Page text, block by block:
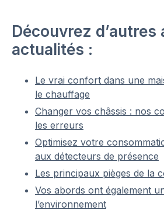
Découvrez d’autres
actualités :
Le vrai confort dans une
le chauffage
Changer vos châssis : nos
les erreurs
Optimisez votre
aux détecteurs de présence
Les principaux pièges de la
Vos abords ont également
l’environnement